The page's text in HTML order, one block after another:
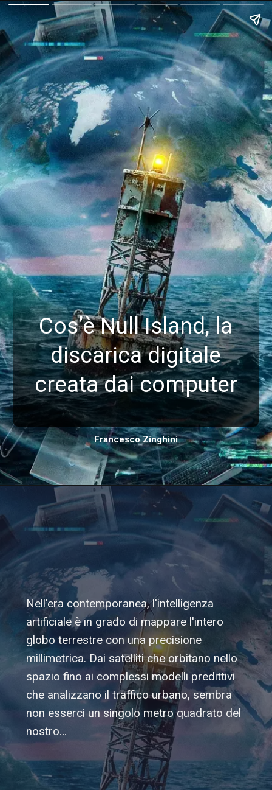
Cos’è Null Island, la
discarica digitale
creata dai computer
Francesco Zinghinì
Nell'era contemporanea, l'intelligenza
artificiale è in grado di mappare l'intero
globo terrestre con una precisione
millimetrica. Dai satelliti che orbitano nello
spazio fino ai complessi modelli predittivi
che analizzano il traffico urbano, sembra
non esserci un singolo metro quadrato del
nostro…